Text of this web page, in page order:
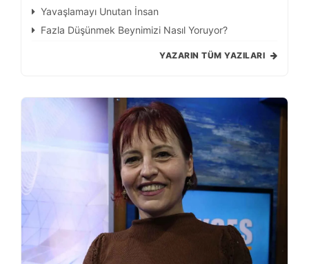
Tutan Nedir?
Yavaşlamayı Unutan İnsan
Fazla Düşünmek Beynimizi Nasıl Yoruyor?
YAZARIN TÜM YAZILARI